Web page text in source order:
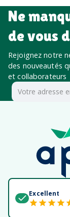
Ne
de vous
Rejoignez notre
des nouveautés
et collaborateurs
Excellent